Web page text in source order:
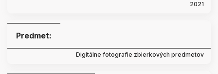
2021
Predmet:
Digitálne fotografie zbierkových predmetov